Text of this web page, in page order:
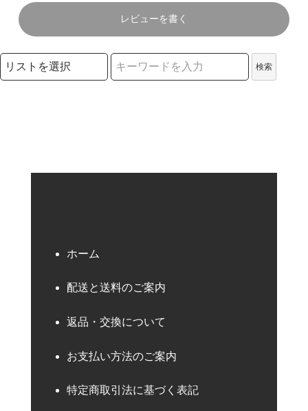
レビューを書く
検索リストの選択
検索
ホーム
配送と送料のご案内
返品・交換について
お支払い方法のご案内
特定商取引法に基づく表記